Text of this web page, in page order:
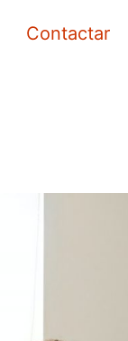
Contactar